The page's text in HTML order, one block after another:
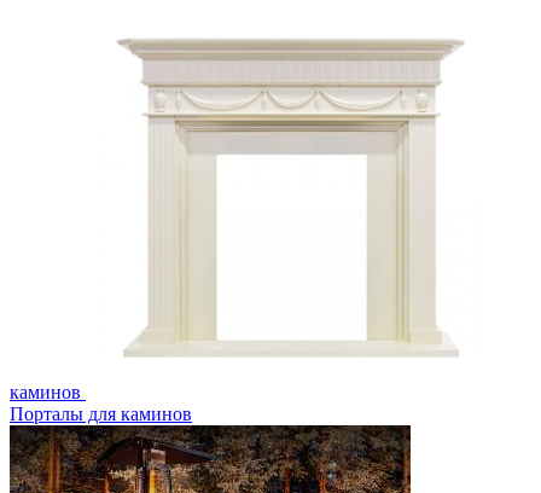
каминов
Порталы для каминов